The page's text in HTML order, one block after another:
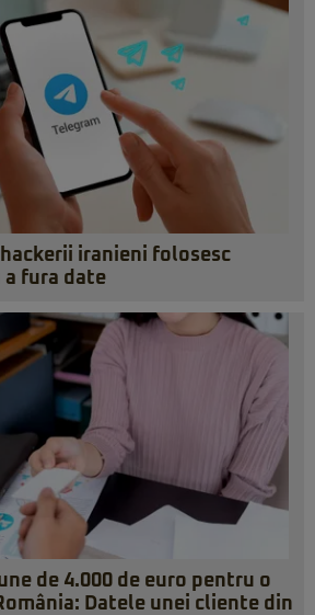
iranieni folosesc
a fura date
de 4.000 de euro pentru o
Datele unei cliente din